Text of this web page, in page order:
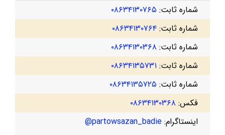
شماره ثابت: ۰۸۶۳۴۱۳۰۷۶۵
شماره ثابت: ۰۸۶۳۴۱۳۰۷۶۴
شماره ثابت: ۰۸۶۳۴۱۳۰۳۶۸
شماره ثابت: ۰۸۶۳۴۱۳۵۷۳۱
شماره ثابت: ۰۸۶۳۴۱۳۵۷۲۵
فکس: ۰۸۶۳۴۱۳۰۳۶۸
اینستاگرام: partowsazan_badie@